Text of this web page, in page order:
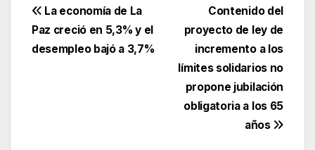
Navegación
de
Contenido del
proyecto de ley de
incremento a los
límites solidarios no
propone jubilación
obligatoria a los 65
años
La economía de La
Paz creció en 5,3% y el
desempleo bajó a 3,7%